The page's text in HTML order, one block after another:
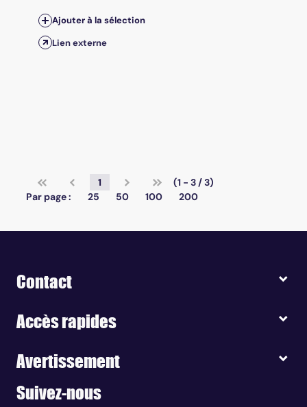
Ajouter à la sélection
Lien externe
1
(1 - 3 / 3)
Par page :
25 50 100 200
Contact
Accès rapides
Avertissement
Suivez-nous